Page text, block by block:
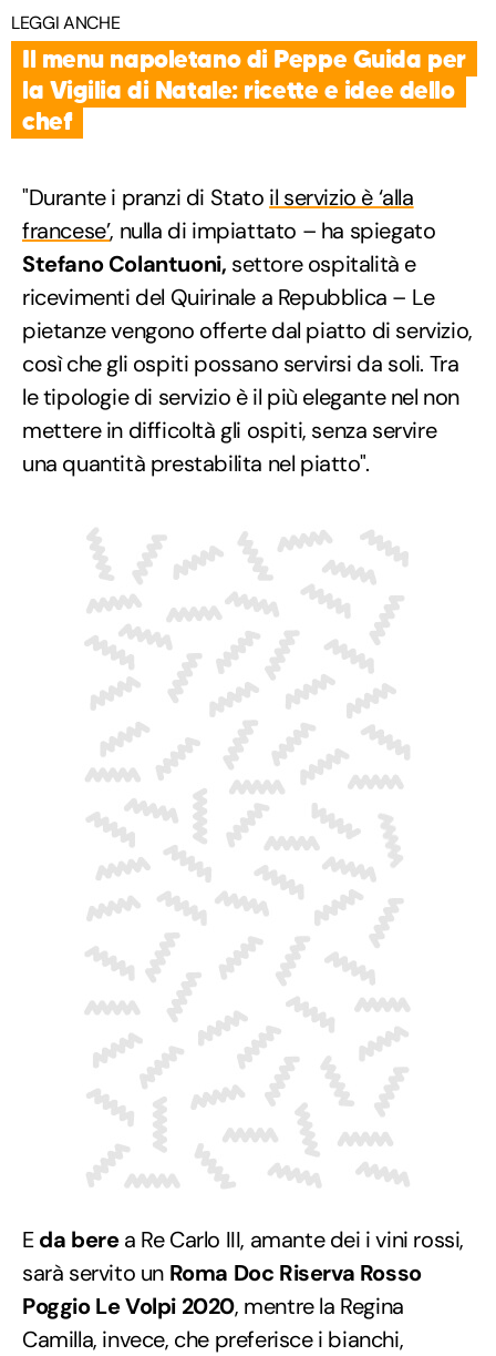
LEGGI ANCHE
Il menu napoletano di Peppe Guida per
la Vigilia di Natale: ricette e idee dello
chef
"Durante i pranzi di Stato il servizio è ‘alla
francese’, nulla di impiattato – ha spiegato
Stefano Colantuoni, settore ospitalità e
ricevimenti del Quirinale a Repubblica – Le
pietanze vengono offerte dal piatto di servizio,
così che gli ospiti possano servirsi da soli. Tra
le tipologie di servizio è il più elegante nel non
mettere in difficoltà gli ospiti, senza servire
una quantità prestabilita nel piatto".
Eda berea Re Carlo III, amante dei i vini rossi,
sarà servito un Roma Doc Riserva Rosso
Poggio Le Volpi 2020, mentre la Regina
Camilla, invece, che preferisce i bianchi,